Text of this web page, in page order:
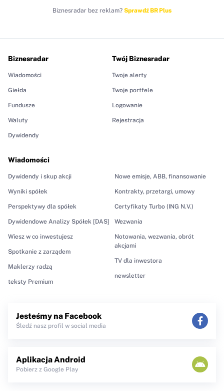
Biznesradar bez reklam? Sprawdź BR Plus
Biznesradar
Wiadomości
Giełda
Fundusze
Waluty
Dywidendy
Wiadomości
Dywidendy i skup akcji
Wyniki spółek
Perspektywy dla spółek
Dywidendowe Analizy Spółek [DAS]
Wiesz w co inwestujesz
Spotkanie z zarządem
Maklerzy radzą
teksty Premium
Nowe emisje, ABB, finansowanie
Kontrakty, przetargi, umowy
Certyfikaty Turbo (ING N.V.)
Wezwania
Notowania, wezwania, obrót
akcjami
TV dla inwestora
newsletter
Twój Biznesradar
Twoje alerty
Twoje portfele
Logowanie
Rejestracja
Jesteśmy na Facebook
Śledź nasz profil w social media
Aplikacja Android
Pobierz z Google Play